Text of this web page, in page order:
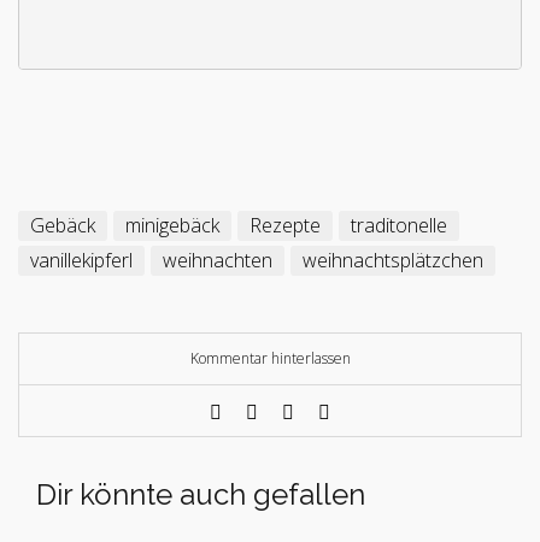
Gebäck minigebäck Rezepte
traditonelle
vanillekipferl
weihnachten weihnachtsplätzchen
Kommentar hinterlassen
Dir könnte auch gefallen